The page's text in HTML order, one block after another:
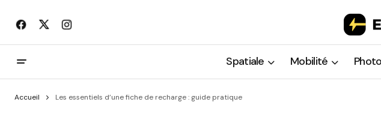
Spatiale Mobilité
Accueil Les essentiels d’une fiche de recharge : guide pratique